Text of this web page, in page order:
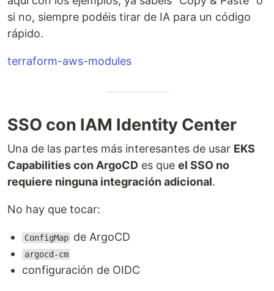
si no, siempre podéis tirar de IA para un código
rápido.
terraform-aws-modules
SSO con IAM Identity Center
Una de las partes más interesantes de usar EKS
Capabilities con ArgoCD es que el SSO no
requiere ninguna integración adicional.
No hay que tocar:
ConfigMap de ArgoCD
argocd-cm
configuración de OIDC